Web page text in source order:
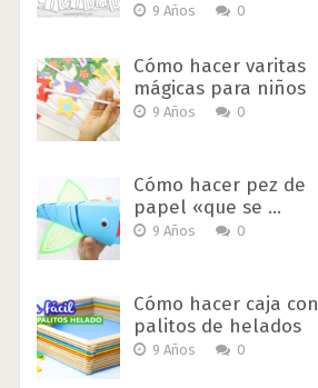
9 Años 0
Cómo hacer varitas
mágicas para niños
9 Años 0
Cómo hacer pez de
papel «que se …
9 Años 0
Cómo hacer caja con
palitos de helados
9 Años 0